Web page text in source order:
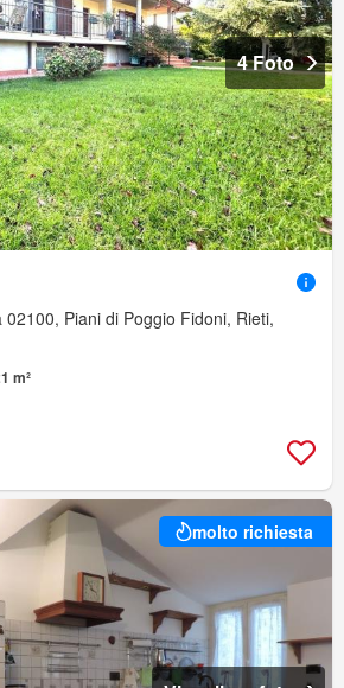
4 Foto
02100, Piani di Poggio Fidoni, Rieti,
m²
molto richiesta